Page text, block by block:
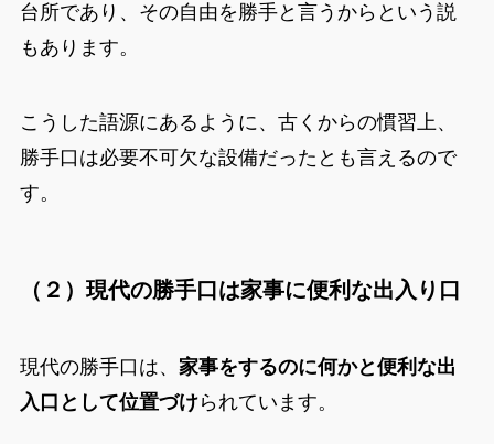
台所であり、その自由を勝手と言うからという説
もあります。
こうした語源にあるように、古くからの慣習上、
勝手口は必要不可欠な設備だったとも言えるので
す。
（２）現代の勝手口は家事に便利な出入り口
現代の勝手口は、 家事をするのに何かと便利な出
入口として位置づけられています。